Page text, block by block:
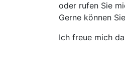
oder rufen Sie
Gerne können
Ich freue mich